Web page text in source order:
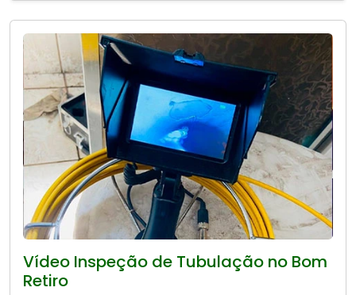
Vídeo Inspeção de Tubulação no Bom
Retiro